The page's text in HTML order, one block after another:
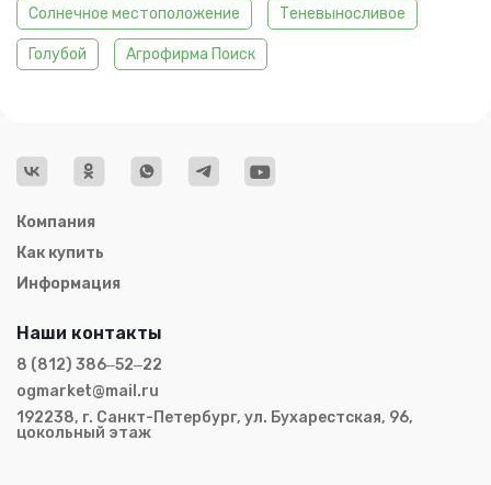
Солнечное местоположение Теневыносливое
Голубой Агрофирма Поиск
Компания
Как купить
Информация
Наши контакты
8 (812) 386‒52‒22
ogmarket@mail.ru
192238, г. Санкт-Петербург, ул. Бухарестская, 96,
цокольный этаж